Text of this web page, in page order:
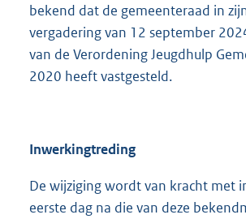
4
2
K
bekend dat de gemeenteraad in
vergadering van 12 september
van de Verordening Jeugdhulp
2020 heeft vastgesteld.
Inwerkingtreding
De wijziging wordt van kracht met
eerste dag na die van deze